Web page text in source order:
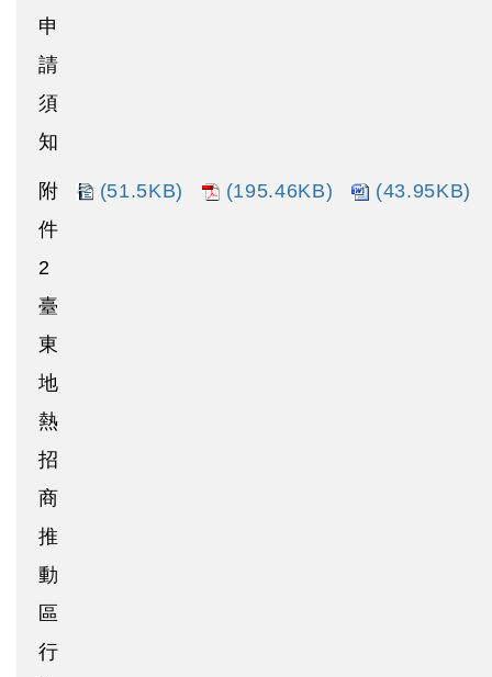
申
請
須
知
附
件
2
臺
東
地
熱
招
商
推
動
區
行
(51.5KB) (195.46KB) (43.95KB)